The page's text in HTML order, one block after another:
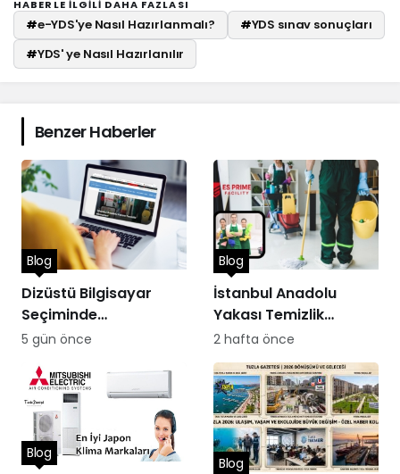
HABERLE ILGILI DAHA FAZLASI
#e-YDS'ye Nasıl Hazırlanmalı? #YDS sınav sonuçları
#YDS' ye Nasıl Hazırlanılır
Benzer Haberler
Dizüstü Bilgisayar
Seçiminde
Performans
Blog
5 gün önce
İstanbul Anadolu
Yakası Temizlik
Hizmetleri
Blog
2 hafta önce
Blog
Blog